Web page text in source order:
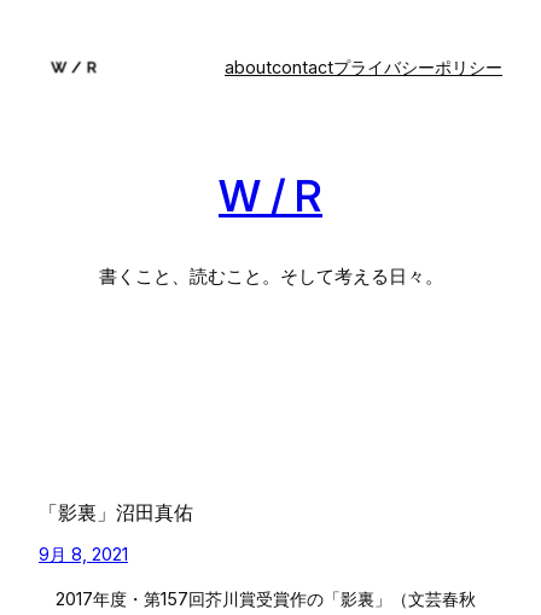
aboutcontactプライバシーポリシー
W / R
書くこと、読むこと。そして考える日々。
「影裏」沼田真佑
9月 8, 2021
2017年度・第157回芥川賞受賞作の「影裏」（文芸春秋